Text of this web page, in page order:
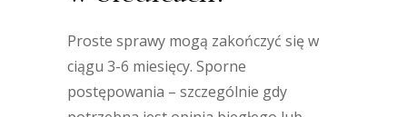
Proste sprawy mogą zakończyć się w
ciągu 3-6 miesięcy. Sporne
postępowania – szczególnie gdy